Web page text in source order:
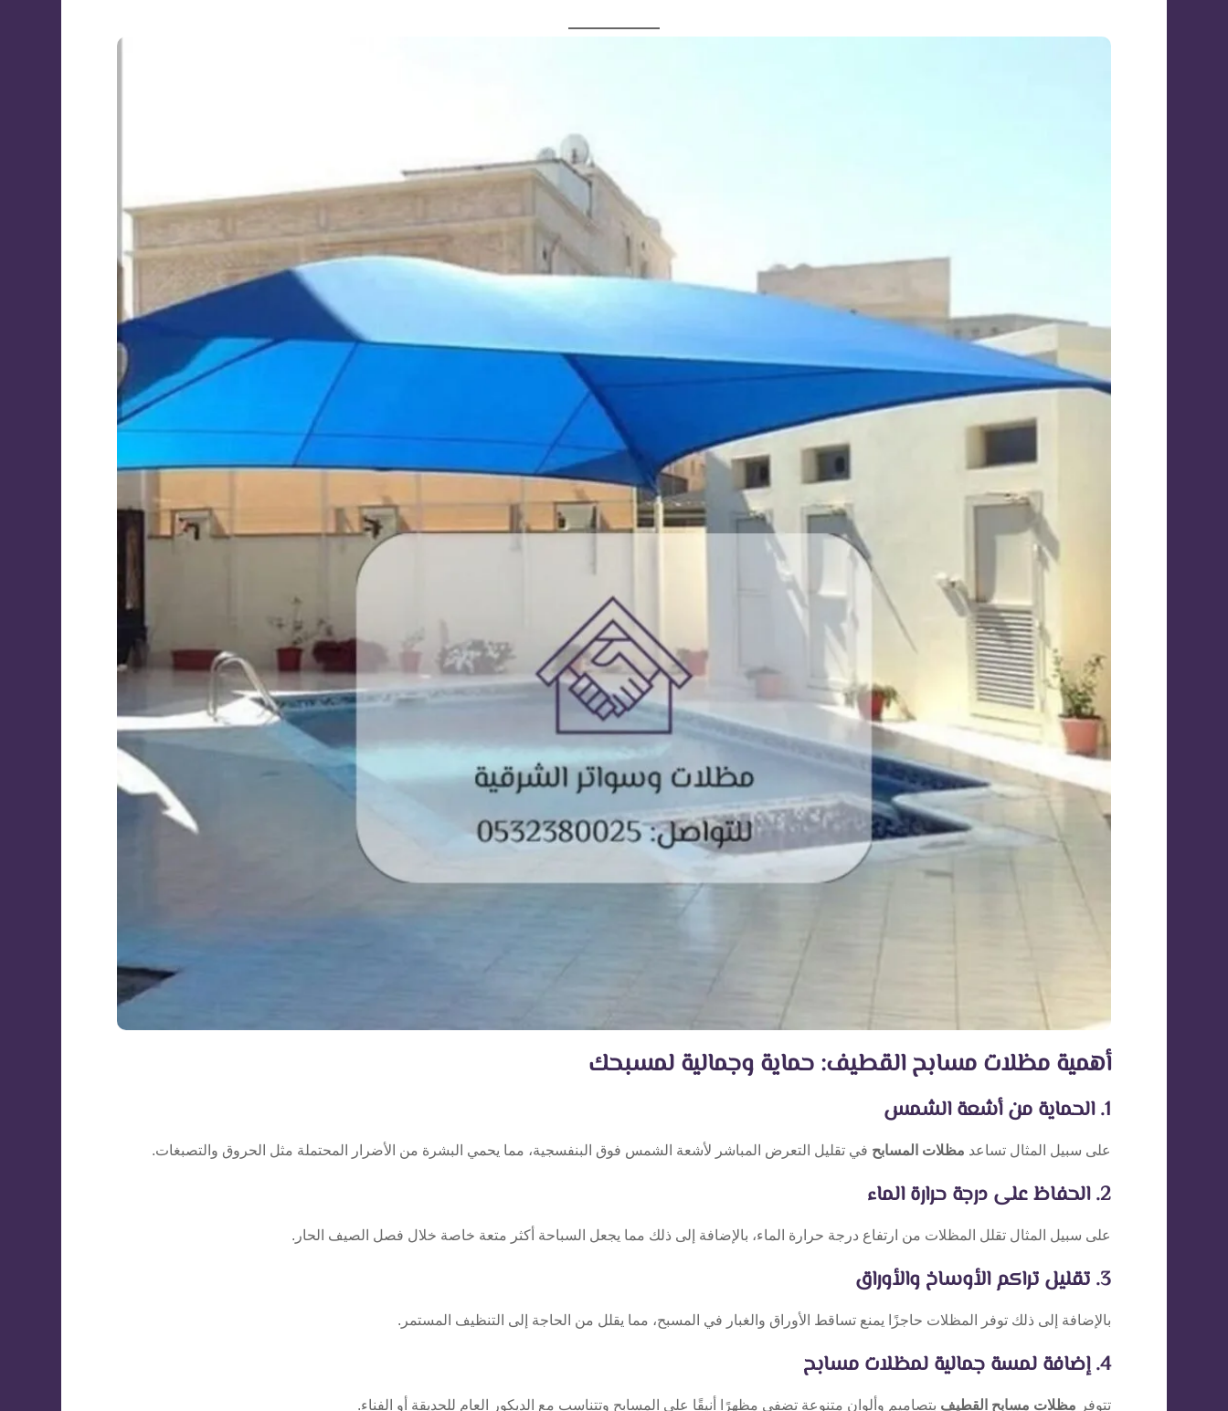
أهمية مظلات مسابح القطيف: حماية وجمالية لمسبحك
1. الحماية من أشعة الشمس
على سبيل المثال تساعد مظلات المسابح في تقليل التعرض المباشر لأشعة الشمس فوق البنفسجية، مما يحمي البشرة من الأضرار المحتملة مثل الحروق والتصبغات.
2. الحفاظ على درجة حرارة الماء
على سبيل المثال تقلل المظلات من ارتفاع درجة حرارة الماء، بالإضافة إلى ذلك مما يجعل السباحة أكثر متعة خاصة خلال فصل الصيف الحار.
3. تقليل تراكم الأوساخ والأوراق
بالإضافة إلى ذلك توفر المظلات حاجزًا يمنع تساقط الأوراق والغبار في المسبح، مما يقلل من الحاجة إلى التنظيف المستمر.
4. إضافة لمسة جمالية لمظلات مسابح
تتوفر مظلات مسابح القطيف بتصاميم وألوان متنوعة تضفي مظهرًا أنيقًا على المسابح وتتناسب مع الديكور العام للحديقة أو الفناء.